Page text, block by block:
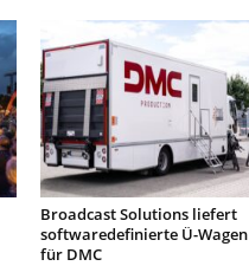
Broadcast Solutions liefert
softwaredefinierte Ü-Wagen
für DMC